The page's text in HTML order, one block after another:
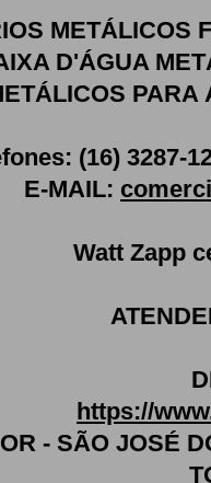
METÁLICOS
D'ÁGUA
(16) 3287-
E-MAIL:
Watt Zapp
https://
- SÃO JOSÉ